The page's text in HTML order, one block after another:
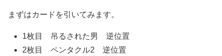
まずはカードを引いてみます。
1枚目 吊るされた男 逆位置
2枚目 ペンタクル2 逆位置